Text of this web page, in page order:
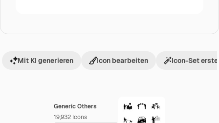
Generic Others
19,932 Icons
Mit KI generieren Icon bearbeiten Icon-Set